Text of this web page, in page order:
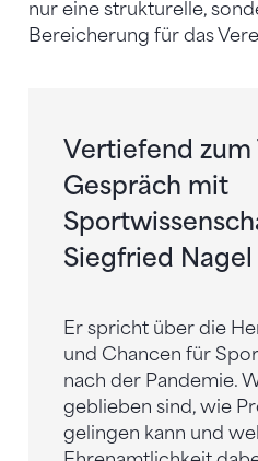
nur eine strukturelle,
Bereicherung für das
Vertiefend zum
Gespräch mit
Siegfried Nagel
Er spricht über die
und Chancen für
nach der Pandemie.
geblieben sind, wie
gelingen kann und